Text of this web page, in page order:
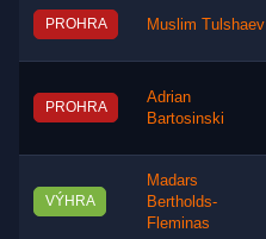
PROHRA Muslim Tulshaev
PROHRA
Adrian
Bartosinski
VÝHRA
Madars
Bertholds-
Fleminas